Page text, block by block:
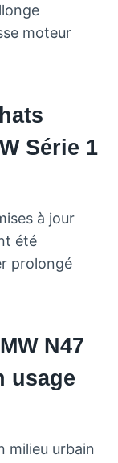
moteur
Série 1
à jour
été
prolongé
N47
usage
milieu urbain